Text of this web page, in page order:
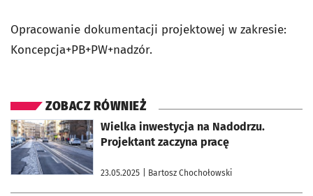
Opracowanie dokumentacji projektowej w zakresie:
Koncepcja+PB+PW+nadzór.
ZOBACZ RÓWNIEŻ
Wielka inwestycja na Nadodrzu.
Projektant zaczyna pracę
23.05.2025 | Bartosz Chochołowski
otworzy się w nowej karcie